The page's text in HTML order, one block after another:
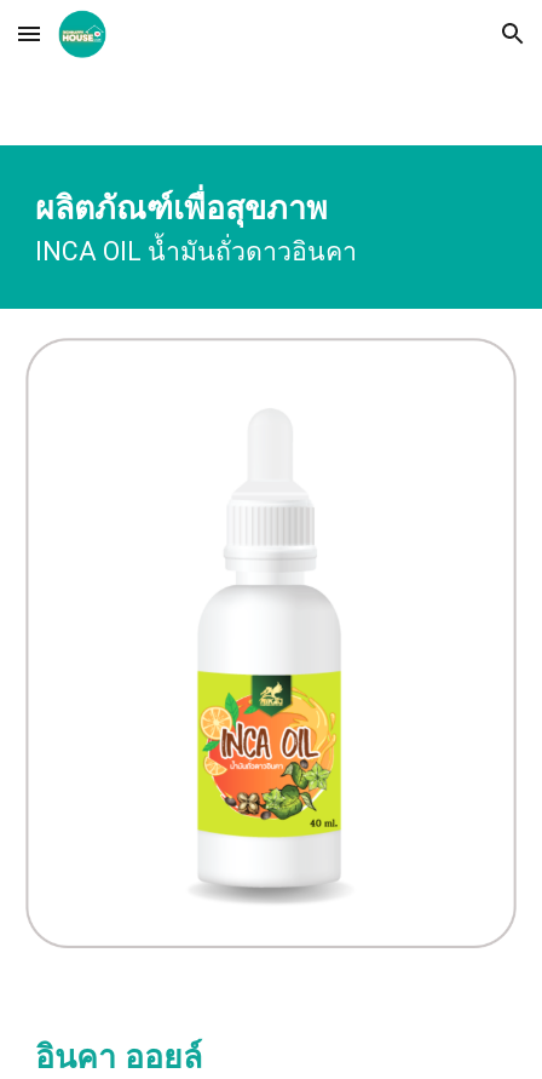
Skip to main content Skip to navigation
ผลิตภัณฑ์เพื่อสุขภาพ
INCA OIL น้ำมันถั่วดาวอินคา
อินคา ออยล์